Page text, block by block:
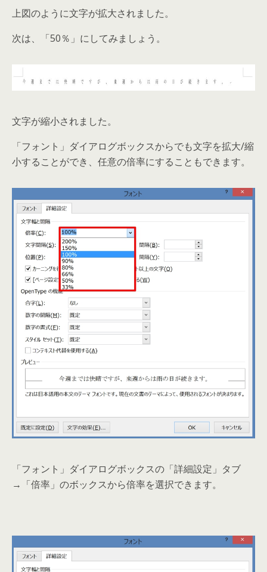
上図のように文字が拡大されました。
次は、「50％」にしてみましょう。
文字が縮小されました。
「フォント」ダイアログボックスからでも文字を拡大/縮
小することができ、任意の倍率にすることもできます。
「フォント」ダイアログボックスの「詳細設定」タブ
→「倍率」のボックスから倍率を選択できます。